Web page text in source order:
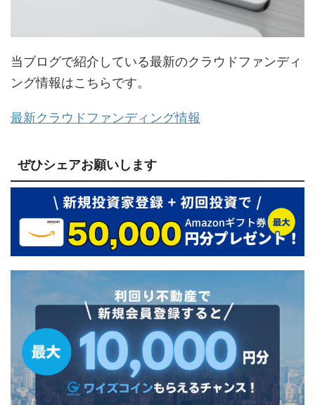
当ブログで紹介している最新のクラウドファンディ
ング情報はこちらです。
最新クラウドファンディング情報
ぜひシェアお願いします